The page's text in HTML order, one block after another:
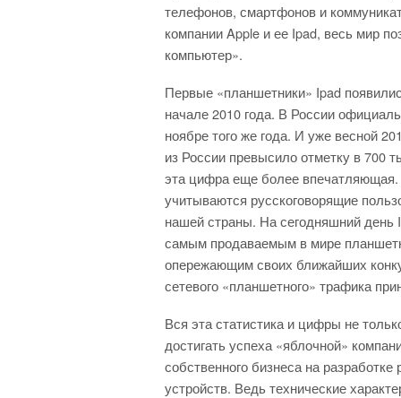
телефонов, смартфонов и
компании Apple и ее Ipad, весь мир
компьютер».
Первые «планшетники» Ipad
начале 2010 года. В России
ноябре того же года. И уже весной
из России превысило отметку в 700
эта цифра еще более впечатляющая.
учитываются русскоговорящие
нашей страны. На сегодняшний
самым продаваемым в мире
опережающим своих ближайших
сетевого «планшетного» трафика
Вся эта статистика и цифры не
достигать успеха «яблочной»
собственного бизнеса на
устройств. Ведь технические